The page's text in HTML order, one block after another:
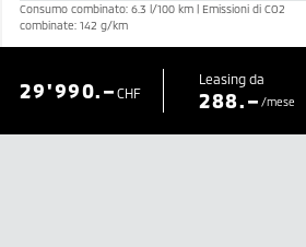
Consumo combinato: 6.3 l/100 km | Emissioni di CO2
combinate: 142 g/km
CHF
29'990.– Leasing da
288.– /mese